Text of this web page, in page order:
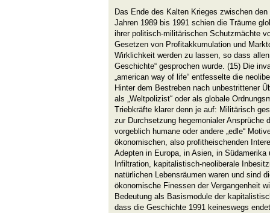
Das Ende des Kalten Krieges zwischen den
Jahren 1989 bis 1991 schien die Träume
ihrer politisch-militärischen Schutzmächte
Gesetzen von Profitakkumulation und
Wirklichkeit werden zu lassen, so dass
Geschichte“ gesprochen wurde. (15) Die
„american way of life“ entfesselte die
Hinter dem Bestreben nach unbestrittener
als „Weltpolizist“ oder als globale
Triebkräfte klarer denn je auf: Militärisch
zur Durchsetzung hegemonialer Ansprüche
vorgeblich humane oder andere „edle“
ökonomischen, also profitheischenden
Adepten in Europa, in Asien, in Südamerika
Infiltration, kapitalistisch-neoliberale
natürlichen Lebensräumen waren und sind
ökonomische Finessen der Vergangenheit
Bedeutung als Basismodule der
dass die Geschichte 1991 keineswegs